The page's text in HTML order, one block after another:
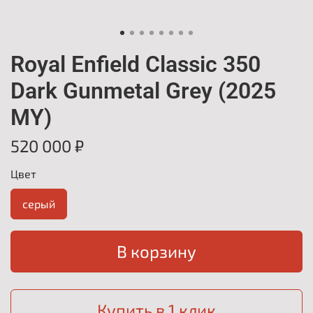
Royal Enfield Classic 350
Dark Gunmetal Grey (2025
MY)
520 000 ₽
В корзину
Цвет
серый